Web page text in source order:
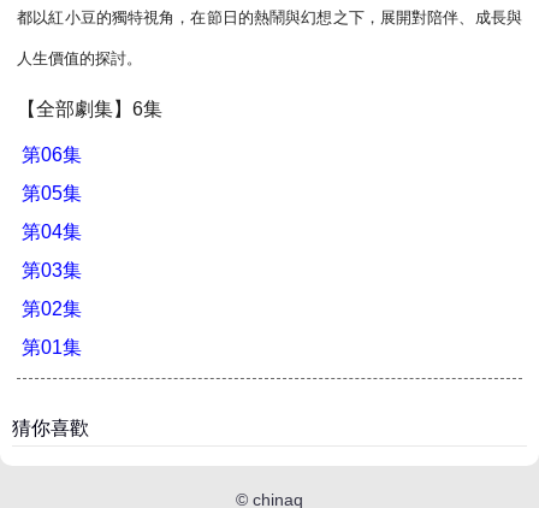
都以紅小豆的獨特視角，在節日的熱鬧與幻想之下，展開對陪伴、成長與
人生價值的探討。
【全部劇集】6集
第06集
第05集
第04集
第03集
第02集
第01集
猜你喜歡
© chinaq